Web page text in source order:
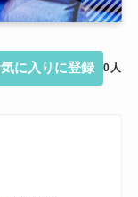
に入りに登録 0人